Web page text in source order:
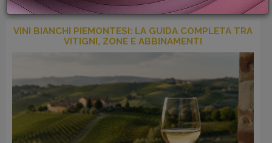
GIFT
CARD
ACCEDI
VINI BIANCHI PIEMONTESI: LA GUIDA COMPLETA TRA
VITIGNI, ZONE E ABBINAMENTI